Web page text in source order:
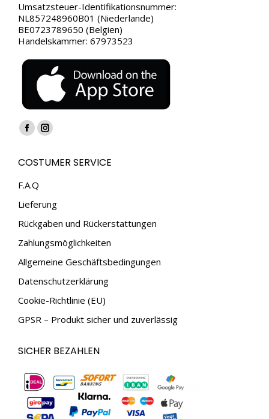
Umsatzsteuer-Identifikationsnummer:
NL857248960B01 (Niederlande)
BE0723789650 (Belgien)
Handelskammer: 67973523
Finden Sie uns auf:
Facebook
opens
in
window
Instagram
opens
window
COSTUMER SERVICE
F.A.Q
Lieferung
Rückgaben und Rückerstattungen
Zahlungsmöglichkeiten
Allgemeine Geschäftsbedingungen
Datenschutzerklärung
Cookie-Richtlinie (EU)
GPSR – Produkt sicher und zuverlässig
SICHER BEZAHLEN